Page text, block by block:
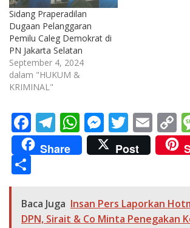
Sidang Praperadilan
Dugaan Pelanggaran
Pemilu Caleg Demokrat di
PN Jakarta Selatan
September 4, 2024
dalam "HUKUM &
KRIMINAL"
F
ac
e
o
o
T
el
e
a
m
W
h
at
A
p
M
e
ss
n
g
T
w
itt
E
m
ai
C
o
p
n
Share Post
ar
Baca Juga Insan Pers Laporkan
DPN, Sirait & Co Minta Penegakan